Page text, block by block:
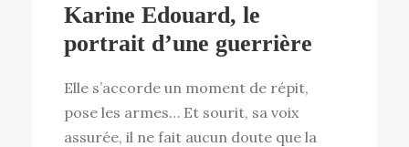
Karine Edouard, le
portrait d’une guerrière
Elle s’accorde un moment de répit,
pose les armes… Et sourit, sa voix
assurée, il ne fait aucun doute que la